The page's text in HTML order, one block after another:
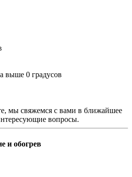
выше 0 градусов
мы свяжемся с вами в ближайшее
вопросы.
и обогрев